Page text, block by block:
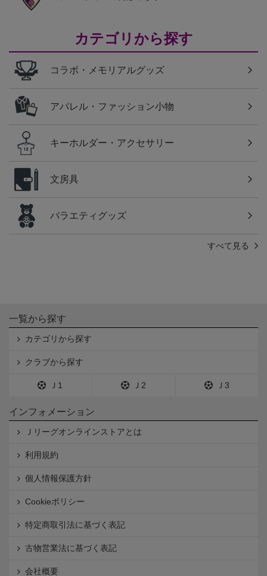
カテゴリから探す
コラボ・メモリアルグッズ
アパレル・ファッション小物
キーホルダー・アクセサリー
文房具
バラエティグッズ
すべて見る
一覧から探す
カテゴリから探す
クラブから探す
Ｊ1 Ｊ2 Ｊ3
インフォメーション
Ｊリーグオンラインストアとは
利用規約
個人情報保護方針
Cookieポリシー
特定商取引法に基づく表記
古物営業法に基づく表記
会社概要